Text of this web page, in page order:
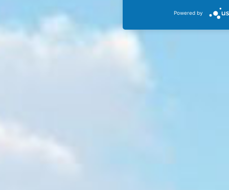
Powered by